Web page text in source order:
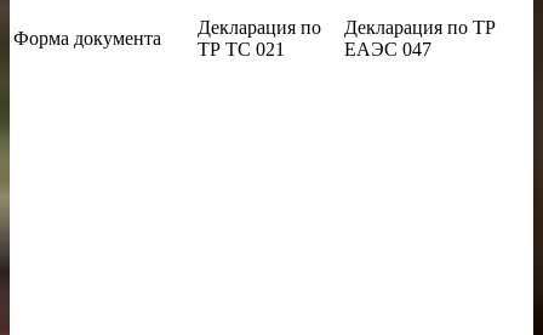
Форма документа
Декларация по
ТР ТС 021
Декларация по ТР
ЕАЭС 047